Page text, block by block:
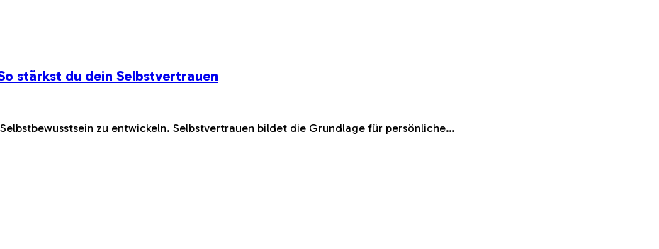
stärkst du dein Selbstvertrauen
zu entwickeln. Selbstvertrauen bildet die Grundlage für persönliche…